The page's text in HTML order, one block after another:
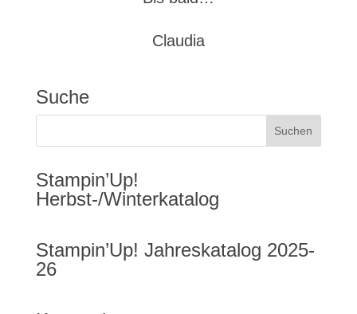
Claudia
Suche
Stampin’Up!
Herbst-/Winterkatalog
Stampin’Up! Jahreskatalog 2025-
26